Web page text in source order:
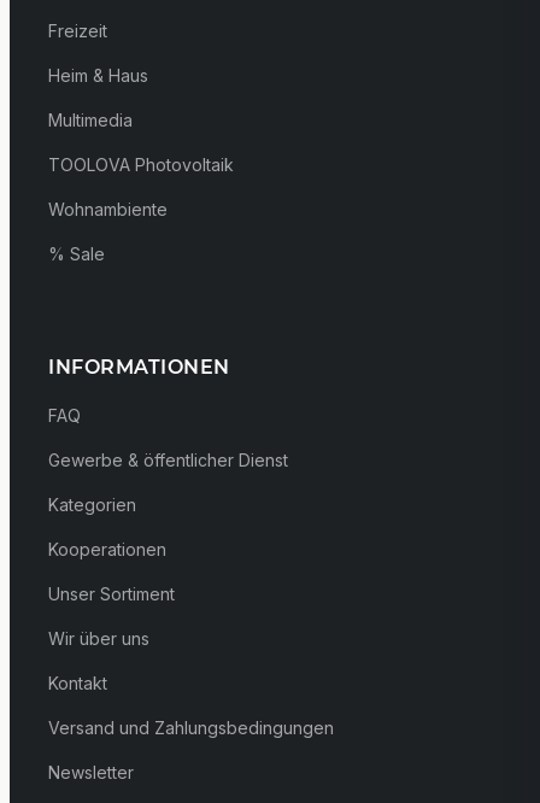
Freizeit
Heim & Haus
Multimedia
TOOLOVA Photovoltaik
Wohnambiente
% Sale
INFORMATIONEN
FAQ
Gewerbe & öffentlicher Dienst
Kategorien
Kooperationen
Unser Sortiment
Wir über uns
Kontakt
Versand und Zahlungsbedingungen
Newsletter